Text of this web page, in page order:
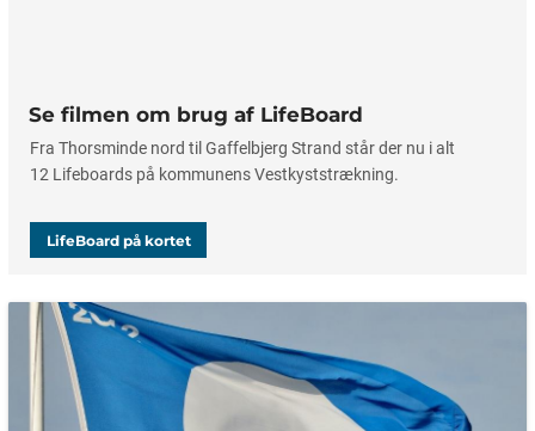
Se filmen om brug af LifeBoard
Fra Thorsminde nord til Gaffelbjerg Strand står der nu i alt
12 Lifeboards på kommunens Vestkyststrækning.
LifeBoard på kortet